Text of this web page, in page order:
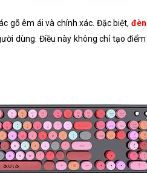
gõ êm ái và chính xác. Đặc biệt,
dùng. Điều này không chỉ tạo